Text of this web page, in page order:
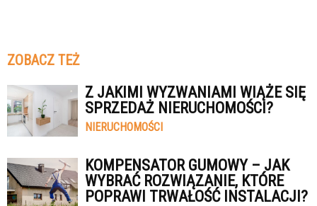
ZOBACZ TEŻ
Z JAKIMI WYZWANIAMI WIĄŻE SIĘ
SPRZEDAŻ NIERUCHOMOŚCI?
NIERUCHOMOŚCI
KOMPENSATOR GUMOWY – JAK
WYBRAĆ ROZWIĄZANIE, KTÓRE
POPRAWI TRWAŁOŚĆ INSTALACJI?